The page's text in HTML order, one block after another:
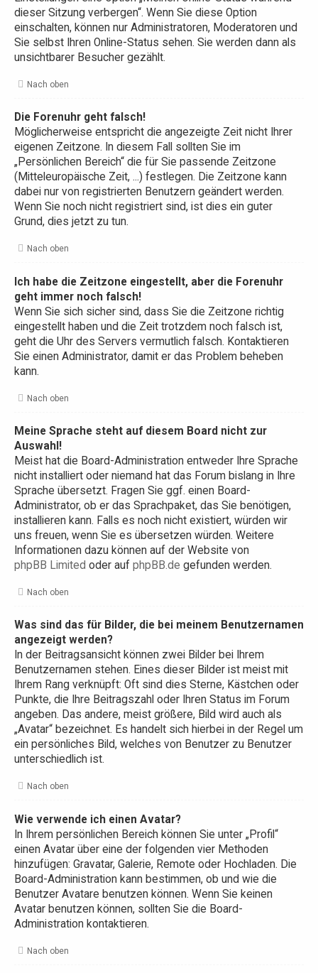
dieser Sitzung verbergen“. Wenn Sie diese Option
einschalten, können nur Administratoren, Moderatoren und
Sie selbst Ihren Online-Status sehen. Sie werden dann als
unsichtbarer Besucher gezählt.
Nach oben
Die Forenuhr geht falsch!
Möglicherweise entspricht die angezeigte Zeit nicht Ihrer
eigenen Zeitzone. In diesem Fall sollten Sie im
„Persönlichen Bereich“ die für Sie passende Zeitzone
(Mitteleuropäische Zeit, ...) festlegen. Die Zeitzone kann
dabei nur von registrierten Benutzern geändert werden.
Wenn Sie noch nicht registriert sind, ist dies ein guter
Grund, dies jetzt zu tun.
Nach oben
Ich habe die Zeitzone eingestellt, aber die Forenuhr
geht immer noch falsch!
Wenn Sie sich sicher sind, dass Sie die Zeitzone richtig
eingestellt haben und die Zeit trotzdem noch falsch ist,
geht die Uhr des Servers vermutlich falsch. Kontaktieren
Sie einen Administrator, damit er das Problem beheben
kann.
Nach oben
Meine Sprache steht auf diesem Board nicht zur
Auswahl!
Meist hat die Board-Administration entweder Ihre Sprache
nicht installiert oder niemand hat das Forum bislang in Ihre
Sprache übersetzt. Fragen Sie ggf. einen Board-
Administrator, ob er das Sprachpaket, das Sie benötigen,
installieren kann. Falls es noch nicht existiert, würden wir
uns freuen, wenn Sie es übersetzen würden. Weitere
Informationen dazu können auf der Website von
phpBB Limited oder auf phpBB.de gefunden werden.
Nach oben
Was sind das für Bilder, die bei meinem Benutzernamen
angezeigt werden?
In der Beitragsansicht können zwei Bilder bei Ihrem
Benutzernamen stehen. Eines dieser Bilder ist meist mit
Ihrem Rang verknüpft: Oft sind dies Sterne, Kästchen oder
Punkte, die Ihre Beitragszahl oder Ihren Status im Forum
angeben. Das andere, meist größere, Bild wird auch als
„Avatar“ bezeichnet. Es handelt sich hierbei in der Regel um
ein persönliches Bild, welches von Benutzer zu Benutzer
unterschiedlich ist.
Nach oben
Wie verwende ich einen Avatar?
In Ihrem persönlichen Bereich können Sie unter „Profil“
einen Avatar über eine der folgenden vier Methoden
hinzufügen: Gravatar, Galerie, Remote oder Hochladen. Die
Board-Administration kann bestimmen, ob und wie die
Benutzer Avatare benutzen können. Wenn Sie keinen
Avatar benutzen können, sollten Sie die Board-
Administration kontaktieren.
Nach oben